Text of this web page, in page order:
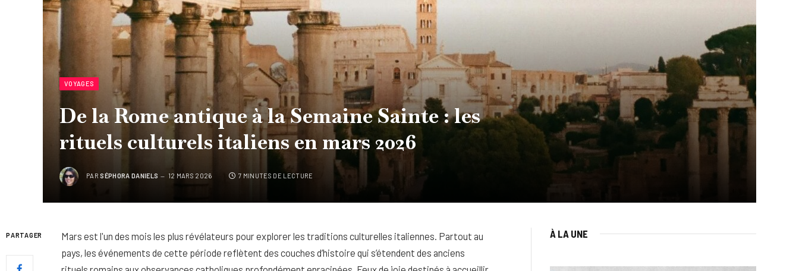
VOYAGES
De la Rome antique à la Semaine Sainte : les
rituels culturels italiens en mars 2026
PAR SÉPHORA DANIELS 12 MARS 2026 7 MINUTES DE LECTURE
PARTAGER
Mars est l'un des mois les plus révélateurs pour explorer les traditions culturelles italiennes. Partout au
pays, les événements de cette période reflètent des couches d’histoire qui s’étendent des anciens
À LA UNE